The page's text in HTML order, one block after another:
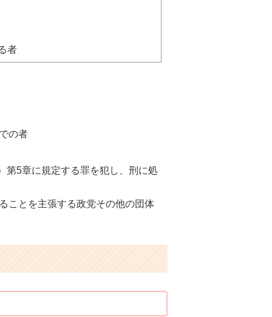
者
の者
第5章に規定する罪を犯し、刑に処
ことを主張する政党その他の団体